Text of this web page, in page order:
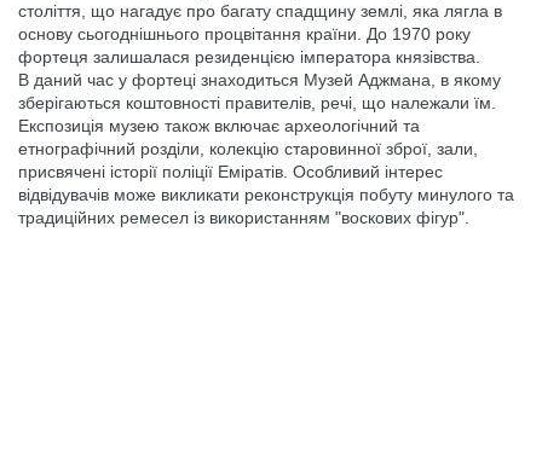
століття, що нагадує про багату спадщину землі, яка лягла в
основу сьогоднішнього процвітання країни. До 1970 року
фортеця залишалася резиденцією імператора князівства.
В даний час у фортеці знаходиться Музей Аджмана, в якому
зберігаються коштовності правителів, речі, що належали їм.
Експозиція музею також включає археологічний та
етнографічний розділи, колекцію старовинної зброї, зали,
присвячені історії поліції Еміратів. Особливий інтерес
відвідувачів може викликати реконструкція побуту минулого та
традиційних ремесел із використанням "воскових фігур".